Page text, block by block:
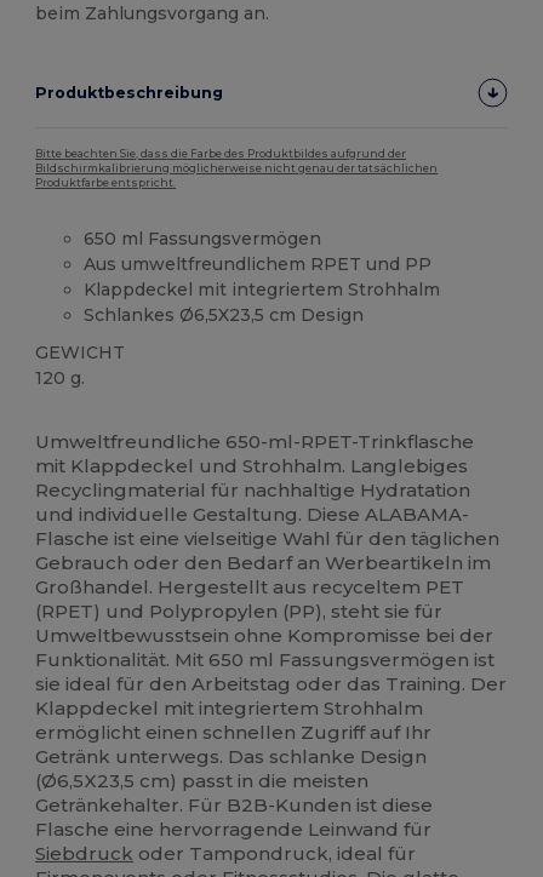
beim Zahlungsvorgang an.
Produktbeschreibung
Bitte beachten Sie, dass die Farbe des Produktbildes aufgrund der
Bildschirmkalibrierung möglicherweise nicht genau der tatsächlichen
Produktfarbe entspricht.
650 ml Fassungsvermögen
Aus umweltfreundlichem RPET und PP
Klappdeckel mit integriertem Strohhalm
Schlankes Ø6,5X23,5 cm Design
GEWICHT
120 g.
Umweltfreundliche 650-ml-RPET-Trinkflasche
mit Klappdeckel und Strohhalm. Langlebiges
Recyclingmaterial für nachhaltige Hydratation
und individuelle Gestaltung. Diese ALABAMA-
Flasche ist eine vielseitige Wahl für den täglichen
Gebrauch oder den Bedarf an Werbeartikeln im
Großhandel. Hergestellt aus recyceltem PET
(RPET) und Polypropylen (PP), steht sie für
Umweltbewusstsein ohne Kompromisse bei der
Funktionalität. Mit 650 ml Fassungsvermögen ist
sie ideal für den Arbeitstag oder das Training. Der
Klappdeckel mit integriertem Strohhalm
ermöglicht einen schnellen Zugriff auf Ihr
Getränk unterwegs. Das schlanke Design
(Ø6,5X23,5 cm) passt in die meisten
Getränkehalter. Für B2B-Kunden ist diese
Flasche eine hervorragende Leinwand für
Siebdruck oder Tampondruck, ideal für